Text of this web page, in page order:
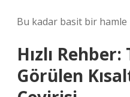
Bu kadar basit bir
Hızlı Rehber:
Görülen